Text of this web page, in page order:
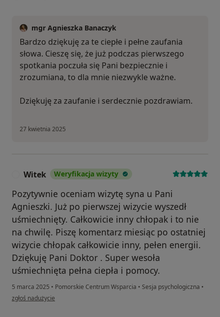
mgr Agnieszka Banaczyk
Bardzo dziękuję za te ciepłe i pełne zaufania
słowa. Cieszę się, że już podczas pierwszego
spotkania poczuła się Pani bezpiecznie i
zrozumiana, to dla mnie niezwykle ważne.
Dziękuję za zaufanie i serdecznie pozdrawiam.
27 kwietnia 2025
Witek Weryfikacja wizyty
Pozytywnie oceniam wizytę syna u Pani
Agnieszki. Już po pierwszej wizycie wyszedł
uśmiechnięty. Całkowicie inny chłopak i to nie
na chwilę. Piszę komentarz miesiąc po ostatniej
wizycie chłopak całkowicie inny, pełen energii.
Dziękuję Pani Doktor . Super wesoła
uśmiechnięta pełna ciepła i pomocy.
5 marca 2025 • Pomorskie Centrum Wsparcia • Sesja psychologiczna •
w opinii użytkownika Witek
zgłoś nadużycie